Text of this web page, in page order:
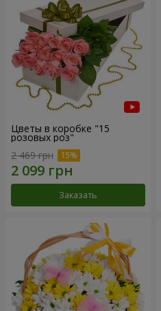
Цветы в коробке "15
розовых роз"
2 469 грн
Заказать